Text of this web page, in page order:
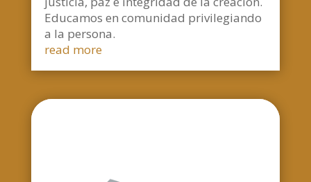
Educamos en comunidad privilegiando
a la persona.
read more